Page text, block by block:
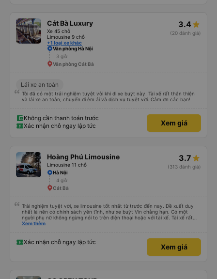
Cát Bà Luxury
Xe 45 chỗ
Limousine 9 chỗ
+1 loại xe khác
3.4
(20 đánh giá)
Văn phòng Hà Nội
3 giờ
Văn phòng Cát Bà
Lái xe an toàn
Tôi đã có một trải nghiệm tuyệt vời khi đi xe buýt này. Tài xế rất thân thiện
và lái xe an toàn, chuyến đi êm ái và dịch vụ tuyệt vời. Cảm ơn các bạn!
Không cần thanh toán trước
Xác nhận chỗ ngay lập tức
Xem giá
Hoàng Phú Limousine
Limousine 11 chỗ
3.7
(313 đánh giá)
Hà Nội
4 giờ
Cát Bà
Trải nghiệm tuyệt vời, xe limousine tốt nhất từ trước đến nay. Đề xuất duy
nhất là nên có chính sách yên tĩnh, như xe buýt Vin chẳng hạn. Có một
người phụ nữ không ngừng nói to trên điện thoại hoặc với tài xế. Tài xế rất
tôn trọng. Những hành khách khác, thậm chí cả trẻ nhỏ cũng rất chu đáo.
thiệu
Xem thêm
Xác nhận chỗ ngay lập tức
Xem giá